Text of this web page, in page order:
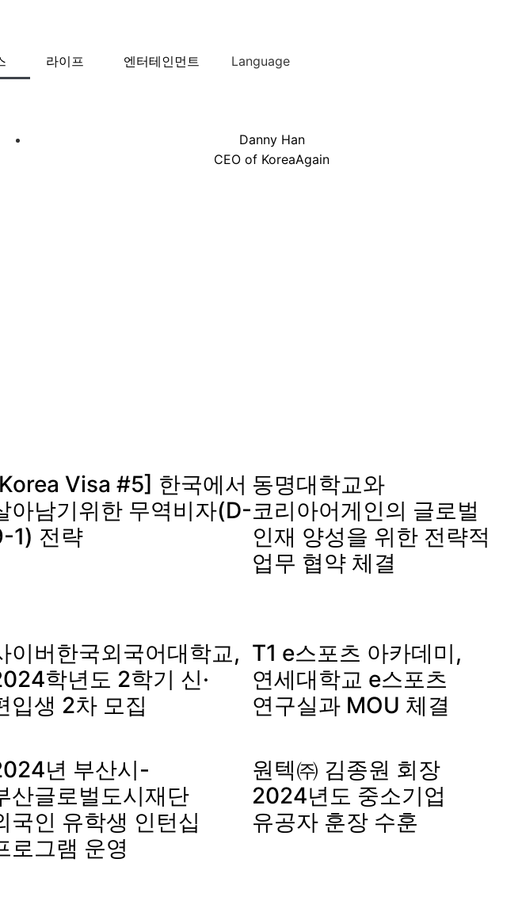
라이프 엔터테인먼트 Language
Danny Han
CEO of KoreaAgain
Visa #5] 한국에서
아남기위한 무역비자(D-
1) 전략
동명대학교와
코리아어게인의 글로벌
인재 양성을 위한 전략적
업무 협약 체결
이버한국외국어대학교,
학년도 2학기 신·
입생 2차 모집
T1 e스포츠 아카데미,
연세대학교 e스포츠
연구실과 MOU 체결
년 부산시-
산글로벌도시재단
국인 유학생 인턴십
로그램 운영
원텍㈜ 김종원 회장
2024년도 중소기업
유공자 훈장 수훈